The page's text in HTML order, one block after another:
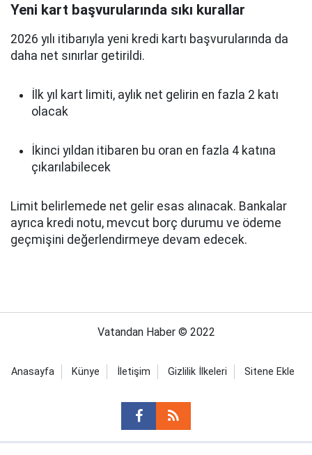
Yeni kart başvurularında sıkı kurallar
2026 yılı itibarıyla yeni kredi kartı başvurularında da
daha net sınırlar getirildi.
İlk yıl kart limiti, aylık net gelirin en fazla 2 katı
olacak
İkinci yıldan itibaren bu oran en fazla 4 katına
çıkarılabilecek
Limit belirlemede net gelir esas alınacak. Bankalar
ayrıca kredi notu, mevcut borç durumu ve ödeme
geçmişini değerlendirmeye devam edecek.
Vatandan Haber © 2022
Anasayfa Künye İletişim Gizlilik İlkeleri Sitene Ekle